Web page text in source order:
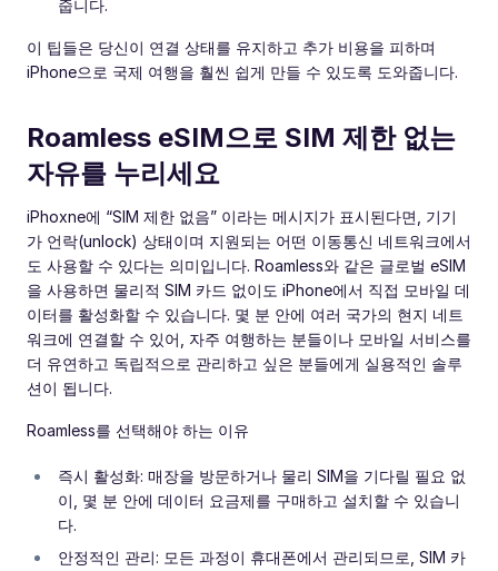
줍니다.
이 팁들은 당신이 연결 상태를 유지하고 추가 비용을 피하며
iPhone으로 국제 여행을 훨씬 쉽게 만들 수 있도록 도와줍니다.
Roamless eSIM으로 SIM 제한 없는
자유를 누리세요
iPhoxne에 “SIM 제한 없음” 이라는 메시지가 표시된다면, 기기
가 언락(unlock) 상태이며 지원되는 어떤 이동통신 네트워크에서
도 사용할 수 있다는 의미입니다. Roamless와 같은 글로벌 eSIM
을 사용하면 물리적 SIM 카드 없이도 iPhone에서 직접 모바일 데
이터를 활성화할 수 있습니다. 몇 분 안에 여러 국가의 현지 네트
워크에 연결할 수 있어, 자주 여행하는 분들이나 모바일 서비스를
더 유연하고 독립적으로 관리하고 싶은 분들에게 실용적인 솔루
션이 됩니다.
Roamless를 선택해야 하는 이유
즉시 활성화: 매장을 방문하거나 물리 SIM을 기다릴 필요 없
이, 몇 분 안에 데이터 요금제를 구매하고 설치할 수 있습니
다.
안정적인 관리: 모든 과정이 휴대폰에서 관리되므로, SIM 카